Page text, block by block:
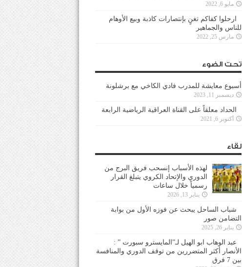
مايو 6, 2022
ارحلوا كفاكم تغنٍ بإنتصارات كاذبة وبيع الأوهام
للناس والجماهير
مارس 25, 2022
تحت الضوء
أسبوع معايشة للمدرب فادي الكاخي مع برشلونة
ديسمبر 11, 2023
الحداد معلقاً على القناة العراقية الرياضية الرابعة
أكتوبر 6, 2021
لقاء
لهذه الأسباب إنسحب فريق البرج من
الدوري والإتحاد الكروي يتبلغ القرار
رسمياً خلال ساعات
يناير 13, 2026
شباب الساحل يبحث عن فوزه الأول من بوابة
التضامن صور
يناير 26, 2025
عبد الوهاب ابو الهيل لـ”المايسترو سبورت ” :
الأنصار أكثر المتضررين من توقف الدوري والمنافسة
بين 7 فرق